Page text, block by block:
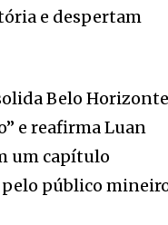
e despertam
Belo
e reafirma Luan
um capítulo
público